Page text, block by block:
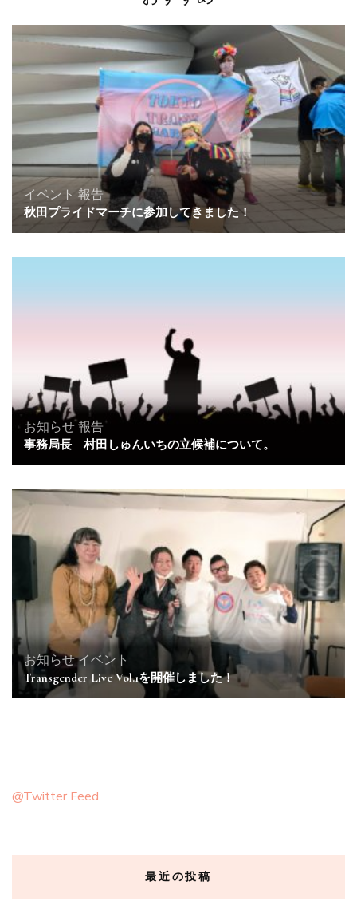
ン
イベント 報告
秋田プライドマーチに参加してきました！
お知らせ報告
事務局長 村田しゅんいちの立候補について。
お知らせイベント
Transgender Live Vol.1を開催しました！
@Twitter Feed
最近の投稿